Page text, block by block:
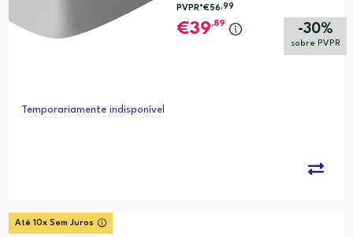
-30%
sobre PVPR
PVPR*€56,99
39,89
Temporariamente indisponível
Até 10x Sem Juros